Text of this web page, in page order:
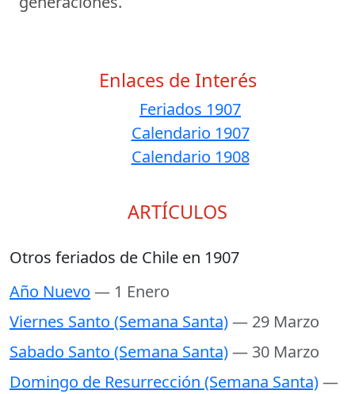
Enlaces de Interés
Feriados 1907
Calendario 1907
Calendario 1908
ARTÍCULOS
Otros feriados de Chile en 1907
Año Nuevo — 1 Enero
Viernes Santo (Semana Santa)— 29 Marzo
Sabado Santo (Semana Santa)— 30 Marzo
Domingo de Resurrección (Semana Santa)—